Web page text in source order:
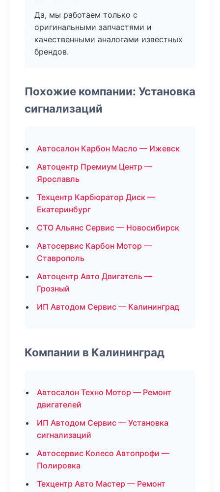
Да, мы работаем только с
оригинальными запчастями и
качественными аналогами известных
брендов.
Похожие компании: Установка
сигнализаций
Автосалон Карбон Масло — Ижевск
Автоцентр Премиум Центр —
Ярославль
Техцентр Карбюратор Диск —
Екатеринбург
СТО Альянс Сервис — Новосибирск
Автосервис Карбон Мотор —
Ставрополь
Автоцентр Авто Двигатель —
Грозный
ИП Автодом Сервис — Калининград
Компании в Калининград
Автосалон Техно Мотор — Ремонт
двигателей
ИП Автодом Сервис — Установка
сигнализаций
Автосервис Колесо Автопрофи —
Полировка
Техцентр Авто Мастер — Ремонт